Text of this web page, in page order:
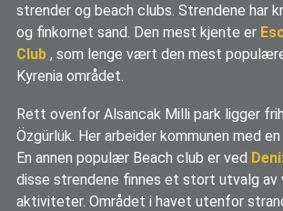
strender og beach clubs. Strendene har
og finkornet sand. Den mest kjente er
Club , som lenge vært den mest
Kyrenia området.
Rett ovenfor Alsancak Milli park ligger
Özgürlük. Her arbeider kommunen med
En annen populær Beach club er ved
disse strendene finnes et stort utvalg av
aktiviteter. Området i havet utenfor